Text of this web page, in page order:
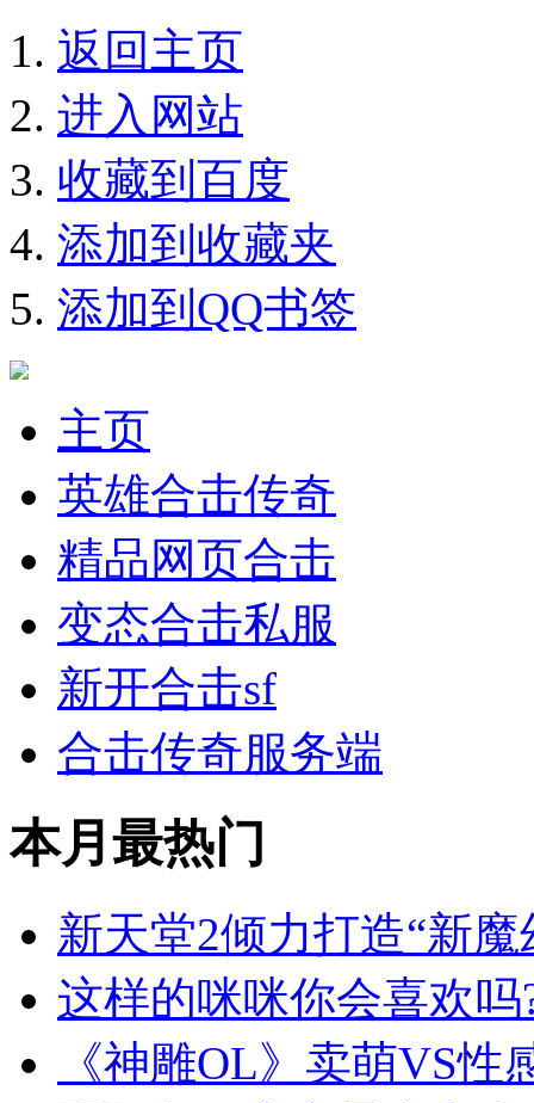
返回主页
进入网站
收藏到百度
添加到收藏夹
添加到QQ书签
主页
英雄合击传奇
精品网页合击
变态合击私服
新开合击sf
合击传奇服务端
本月最热门
新天堂2倾力打造“新
这样的咪咪你会喜欢
《神雕OL》卖萌VS